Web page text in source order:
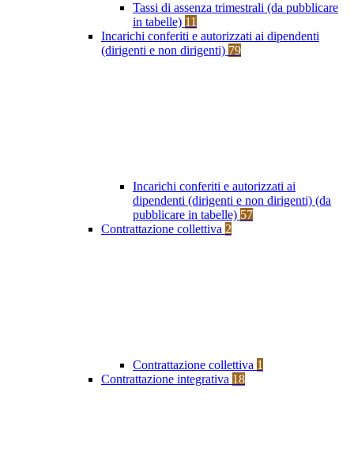
Tassi di assenza trimestrali (da pubblicare
in tabelle) 11
Incarichi conferiti e autorizzati ai dipendenti
(dirigenti e non dirigenti) 79
Incarichi conferiti e autorizzati ai
dipendenti (dirigenti e non dirigenti) (da
pubblicare in tabelle) 57
Contrattazione collettiva 2
Contrattazione collettiva 1
Contrattazione integrativa 18